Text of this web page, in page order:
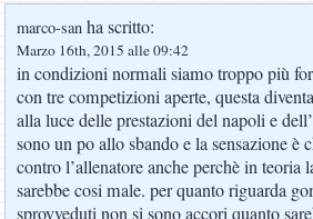
marco-san ha scritto:
Marzo 16th, 2015 alle 09:42
in condizioni normali siamo troppo più
con tre competizioni aperte, questa
alla luce delle prestazioni del napoli e
sono un po allo sbando e la sensazione è
contro l’allenatore anche perchè in teoria
sarebbe cosi male. per quanto riguarda
sprovveduti non si sono accori quanto